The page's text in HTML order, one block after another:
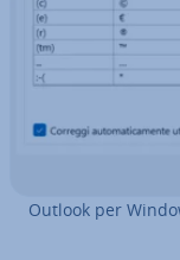
Outlook per